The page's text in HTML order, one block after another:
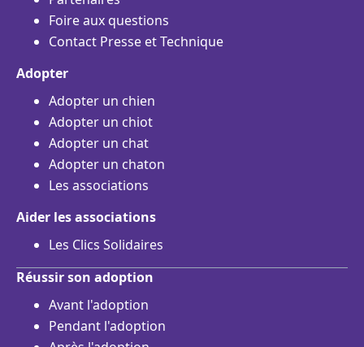
Foire aux questions
Contact Presse et Technique
Adopter
Adopter un chien
Adopter un chiot
Adopter un chat
Adopter un chaton
Les associations
Aider les associations
Les Clics Solidaires
Réussir son adoption
Avant l'adoption
Pendant l'adoption